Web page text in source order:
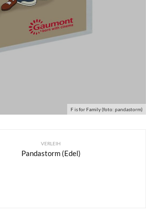
F is for Family (foto: pandastorm)
VERLEIH
Pandastorm (Edel)